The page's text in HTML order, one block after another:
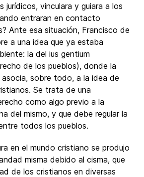
jurídicos, vinculara y guiara a los
entraran en contacto
Ante esa situación, Francisco de
a una idea que ya estaba
la del ius gentium
de los pueblos), donde la
sobre todo, a la idea de
Se trata de una
como algo previo a la
del mismo, y que debe regular la
todos los pueblos.
en el mundo cristiano se produjo
misma debido al cisma, que
de los cristianos en diversas